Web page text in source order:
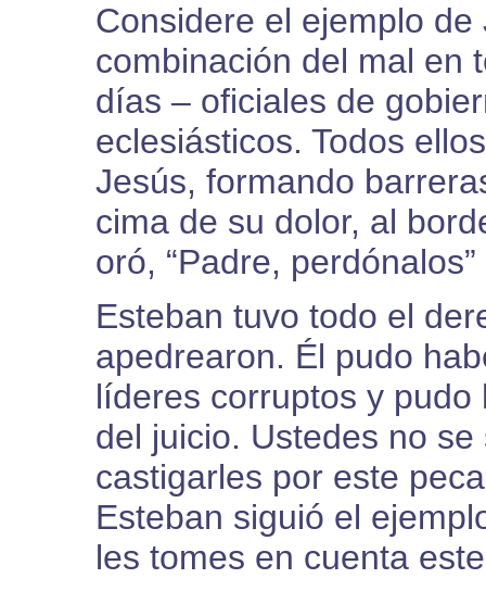
Considere el ejemplo
combinación del mal en
días – oficiales de
eclesiásticos. Todos
Jesús, formando
cima de su dolor, al
oró, “Padre,
Esteban tuvo todo el
apedrearon. Él pudo
líderes corruptos y pudo
del juicio. Ustedes no
castigarles por este
Esteban siguió el
les tomes en cuenta